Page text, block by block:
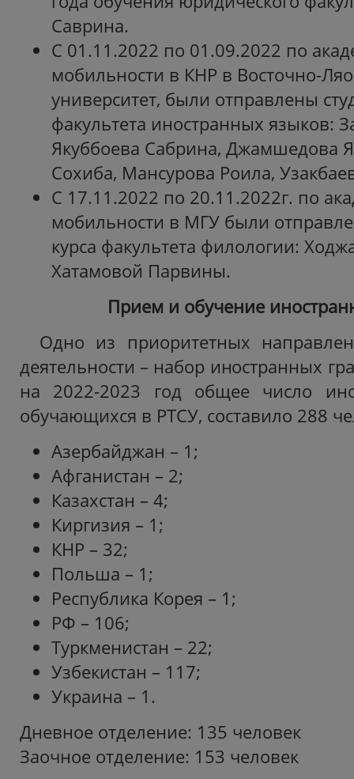
Саврина.
С 01.11.2022 по 01.09.2022 по
мобильности в КНР в Восточно-
университет, были отправлены
факультета иностранных языков:
Якуббоева Сабрина, Джамшедова
Сохиба, Мансурова Роила,
С 17.11.2022 по 20.11.2022г. по
мобильности в МГУ были
курса факультета филологии:
Хатамовой Парвины.
Прием и обучение
Одно из приоритетных
деятельности – набор иностранных
на 2022-2023 год общее число
обучающихся в РТСУ, составило 288
Азербайджан – 1;
Афганистан – 2;
Казахстан – 4;
Киргизия – 1;
КНР – 32;
Польша – 1;
Республика Корея – 1;
РФ – 106;
Туркменистан – 22;
Узбекистан – 117;
Украина – 1.
Дневное отделение: 135 человек
Заочное отделение: 153 человек